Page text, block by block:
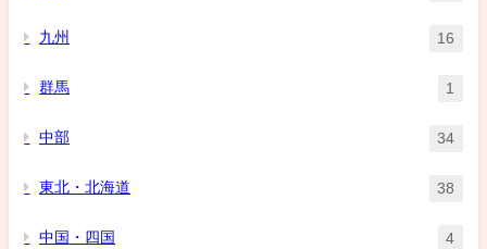
九州 16
群馬 1
中部 34
東北・北海道 38
中国・四国 4